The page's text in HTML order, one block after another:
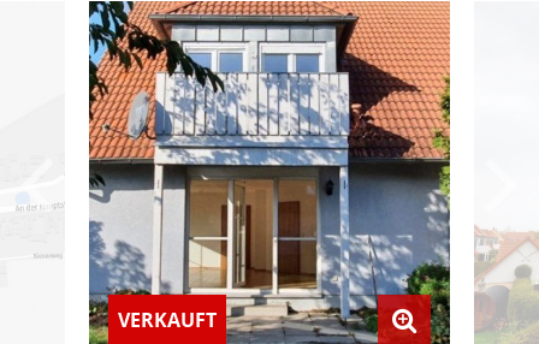
VERKAUFT